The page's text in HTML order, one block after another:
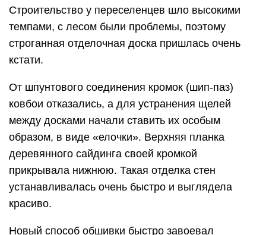
Строительство у переселенцев шло высокими
темпами, с лесом были проблемы, поэтому
строганная отделочная доска пришлась очень
кстати.
От шпунтового соединения кромок (шип-паз)
ковбои отказались, а для устранения щелей
между досками начали ставить их особым
образом, в виде «елочки». Верхняя планка
деревянного сайдинга своей кромкой
прикрывала нижнюю. Такая отделка стен
устанавливалась очень быстро и выглядела
красиво.
Новый способ обшивки быстро завоевал